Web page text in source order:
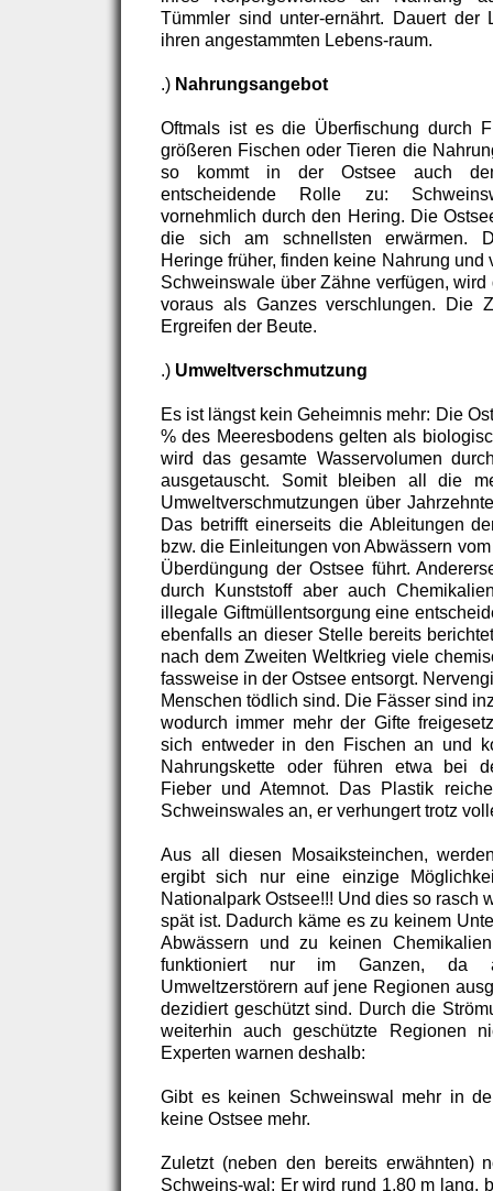
Tümmler sind unter-ernährt. Dauert der
ihren angestammten Lebens-raum.
.) Nahrungsangebot
Oftmals ist es die Überfischung durch
größeren Fischen oder Tieren die
so kommt in der Ostsee auch
entscheidende Rolle zu:
vornehmlich durch den Hering. Die
die sich am schnellsten erwärmen.
Heringe früher, finden keine Nahrung und
Schweinswale über Zähne verfügen,
voraus als Ganzes verschlungen. Die
Ergreifen der Beute.
.) Umweltverschmutzung
Es ist längst kein Geheimnis mehr: Die
% des Meeresbodens gelten als
wird das gesamte Wasservolumen
ausgetauscht. Somit bleiben all die
Umweltverschmutzungen über
Das betrifft einerseits die Ableitungen
bzw. die Einleitungen von Abwässern
Überdüngung der Ostsee führt.
durch Kunststoff aber auch
illegale Giftmüllentsorgung eine
ebenfalls an dieser Stelle bereits
nach dem Zweiten Weltkrieg viele
fassweise in der Ostsee entsorgt.
Menschen tödlich sind. Die Fässer sind
wodurch immer mehr der Gifte
sich entweder in den Fischen an und
Nahrungskette oder führen etwa bei
Fieber und Atemnot. Das Plastik
Schweinswales an, er verhungert trotz
Aus all diesen Mosaiksteinchen,
ergibt sich nur eine einzige
Nationalpark Ostsee!!! Und dies so rasch
spät ist. Dadurch käme es zu keinem
Abwässern und zu keinen
funktioniert nur im Ganzen, da
Umweltzerstörern auf jene Regionen
dezidiert geschützt sind. Durch die
weiterhin auch geschützte Regionen
Experten warnen deshalb:
Gibt es keinen Schweinswal mehr in
keine Ostsee mehr.
Zuletzt (neben den bereits erwähnten)
Schweins-wal: Er wird rund 1,80 m lang,